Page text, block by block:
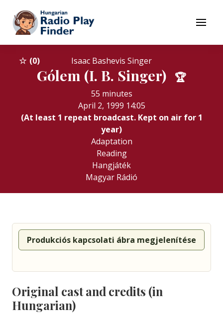
To contents
Menu
0 Isaac Bashevis Singer
Gólem (I. B. Singer) 🏆
55 minutes
April 2, 1999 14:05
(At least 1 repeat broadcast. Kept on air for 1
year)
Adaptation
Reading
Hangjáték
Magyar Rádió
Produkciós kapcsolati ábra megjelenítése
Original cast and credits (in
Hungarian)